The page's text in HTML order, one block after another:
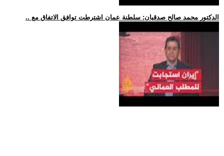
.. الدكتور محمد صالح صدقيان: سلطنة عمان اشترطت توافق الاتفاق مع